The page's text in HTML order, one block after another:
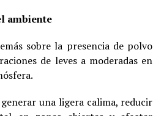
ambiente
sobre la presencia de polvo
de leves a moderadas en
una ligera calima, reducir